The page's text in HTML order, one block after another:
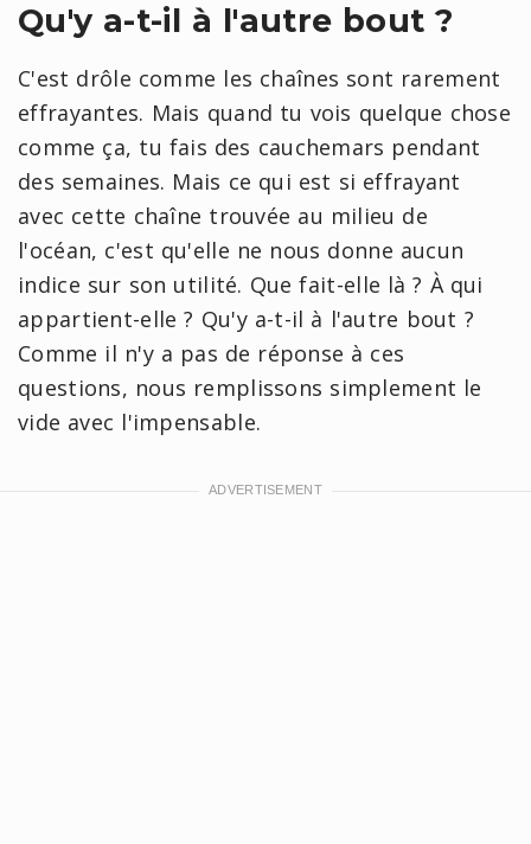
Qu'y a-t-il à l'autre bout ?
C'est drôle comme les chaînes sont rarement
effrayantes. Mais quand tu vois quelque chose
comme ça, tu fais des cauchemars pendant
des semaines. Mais ce qui est si effrayant
avec cette chaîne trouvée au milieu de
l'océan, c'est qu'elle ne nous donne aucun
indice sur son utilité. Que fait-elle là ? À qui
appartient-elle ? Qu'y a-t-il à l'autre bout ?
Comme il n'y a pas de réponse à ces
questions, nous remplissons simplement le
vide avec l'impensable.